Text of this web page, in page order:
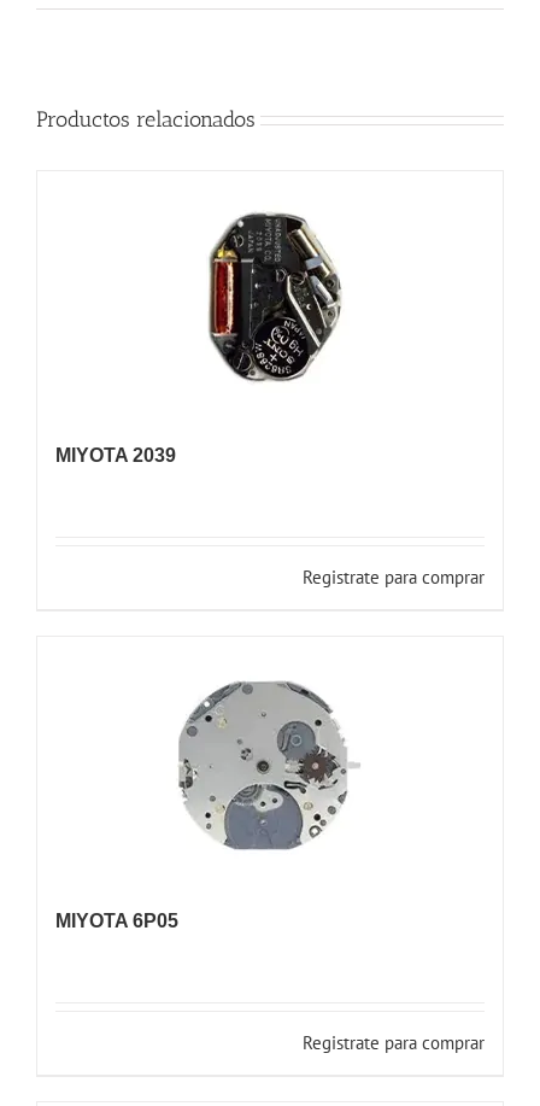
Productos relacionados
MIYOTA 2039
Registrate para comprar
MIYOTA 6P05
Registrate para comprar